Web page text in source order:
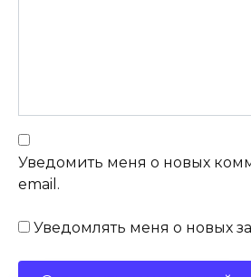
Уведомить меня о новых
email.
Уведомлять меня о новых